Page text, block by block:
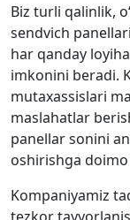
Biz turli qalinlik,
sendvich
har qanday
imkonini beradi.
mutaxassislari
maslahatlar
panellar sonini
oshirishga doimo
Kompaniyamiz